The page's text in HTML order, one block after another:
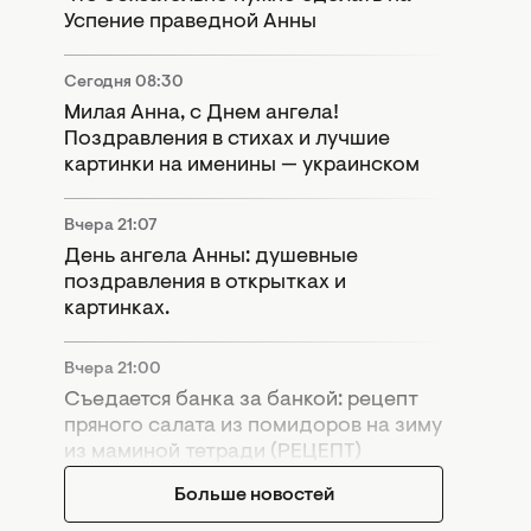
Успение праведной Анны
Сегодня 08:30
Милая Анна, с Днем ангела!
Поздравления в стихах и лучшие
картинки на именины — украинском
Вчера 21:07
День ангела Анны: душевные
поздравления в открытках и
картинках.
Вчера 21:00
Съедается банка за банкой: рецепт
пряного салата из помидоров на зиму
из маминой тетради (РЕЦЕПТ)
Больше новостей